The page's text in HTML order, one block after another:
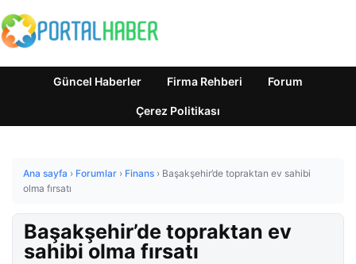
Güncel Haberler Firma Rehberi Forum
Çerez Politikası
Ana sayfa › Forumlar › Finans › Başakşehir’de topraktan ev sahibi
olma fırsatı
Başakşehir’de topraktan ev
sahibi olma fırsatı